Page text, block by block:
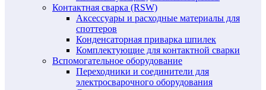
Контактная сварка (RSW)
Аксессуары и расходные материалы для
споттеров
Конденсаторная приварка шпилек
Комплектующие для контактной сварки
Вспомогательное оборудование
Переходники и соединители для
электросварочного оборудования